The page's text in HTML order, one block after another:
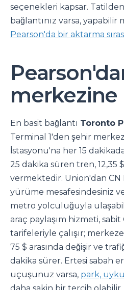
seçenekleri kapsar.
bağlantınız varsa, yapabilir
Pearson'da bir aktarma
merkezine
En basit bağlantı Toronto
Terminal 1'den şehir
İstasyonu'na her 15
25 dakika süren tren, 12,35
vermektedir. Union'dan CN
yürüme mesafesindesiniz
metro yolculuğuyla
araç paylaşım hizmeti, sabit
tarifeleriyle çalışır;
75 $ arasında değişir ve
dakika sürer. Ertesi sabah
uçuşunuz varsa, park,